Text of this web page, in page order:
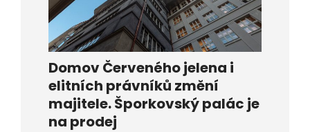
Domov Červeného jelena i
elitních právníků změní
majitele. Šporkovský palác je
na prodej